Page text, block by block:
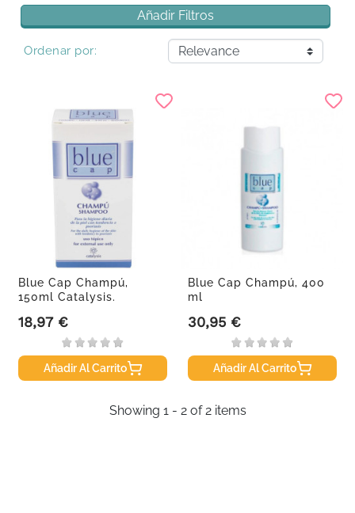
Añadir Filtros
Ordenar por:
Blue Cap Champú,
150ml Catalysis.
Precio
18,97 €
Añadir Al Carrito
Blue Cap Champú, 400
ml
Precio
30,95 €
Añadir Al Carrito
Showing 1 - 2 of 2 items